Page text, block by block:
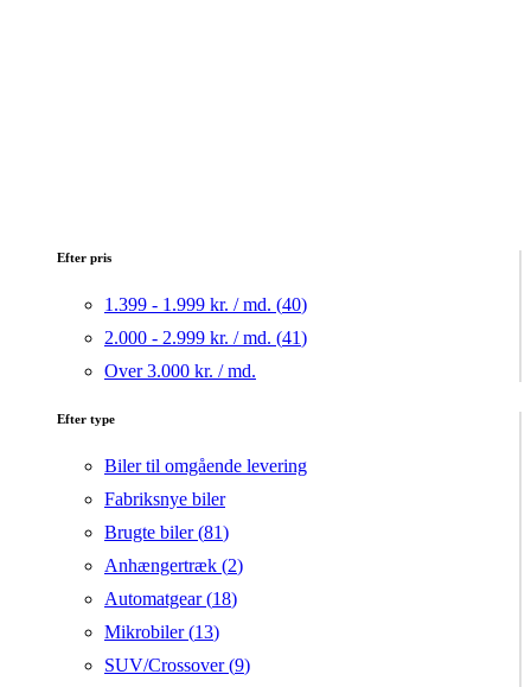
Efter pris
1.399 - 1.999 kr. / md. (40)
2.000 - 2.999 kr. / md. (41)
Over 3.000 kr. / md.
Efter type
Biler til omgående levering
Fabriksnye biler
Brugte biler (81)
Anhængertræk (2)
Automatgear (18)
Mikrobiler (13)
SUV/Crossover (9)